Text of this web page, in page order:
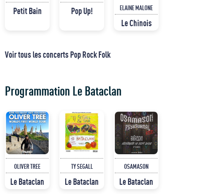
Petit Bain Pop Up!
ELAINE MALONE
Le Chinois
Voir tous les concerts Pop Rock Folk
Programmation Le Bataclan
OLIVER TREE
Le Bataclan
TY SEGALL
Le Bataclan
OSAMASON
Le Bataclan